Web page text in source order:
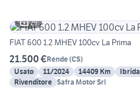
29
FIAT 600 1.2 MHEV 100cv La Prima
21.500 €Rende(CS)
Usato
11/2024 14409 Km Ibrida
Rivenditore Safra Motor Srl